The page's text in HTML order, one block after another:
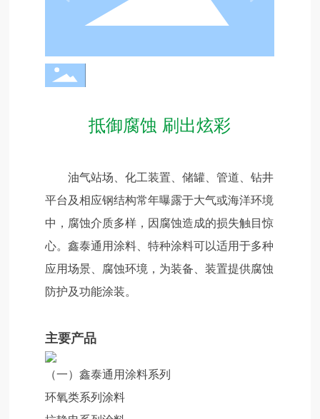
抵御腐蚀 刷出炫彩
油气站场、化工装置、储罐、管道、钻井
平台及相应钢结构常年曝露于大气或海洋环境
中，腐蚀介质多样，因腐蚀造成的损失触目惊
心。鑫泰通用涂料、特种涂料可以适用于多种
应用场景、腐蚀环境，为装备、装置提供腐蚀
防护及功能涂装。
主要产品
（一）鑫泰通用涂料系列
环氧类系列涂料